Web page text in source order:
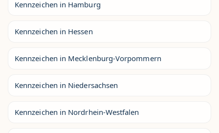
Kennzeichen in Hamburg
Kennzeichen in Hessen
Kennzeichen in Mecklenburg-Vorpommern
Kennzeichen in Niedersachsen
Kennzeichen in Nordrhein-Westfalen